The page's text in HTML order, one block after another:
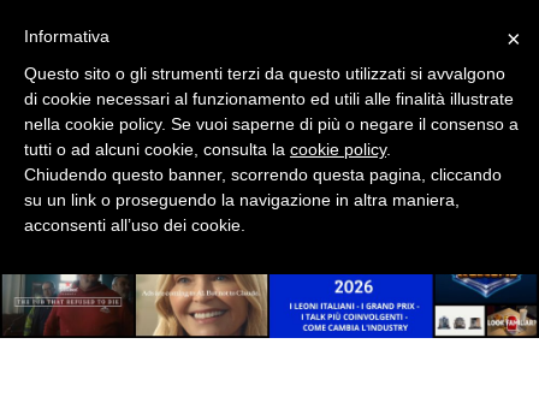
×
Informativa
Questo sito o gli strumenti terzi da questo utilizzati si avvalgono
di cookie necessari al funzionamento ed utili alle finalità illustrate
nella cookie policy. Se vuoi saperne di più o negare il consenso a
tutti o ad alcuni cookie, consulta la cookie policy.
Chiudendo questo banner, scorrendo questa pagina, cliccando
su un link o proseguendo la navigazione in altra maniera,
acconsenti all’uso dei cookie.